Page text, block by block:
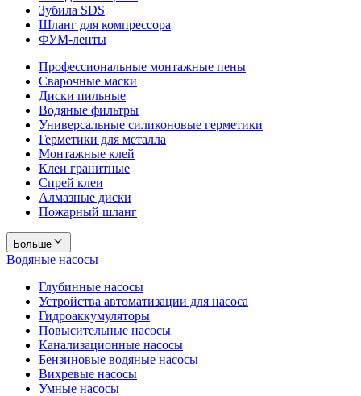
Зубила SDS
Шланг для компрессора
ФУМ-ленты
Профессиональные монтажные пены
Сварочные маски
Диски пильные
Водяные фильтры
Универсальные силиконовые герметики
Герметики для металла
Монтажные клей
Клеи гранитные
Спрей клеи
Алмазные диски
Пожарный шланг
Больше
Водяные насосы
Глубинные насосы
Устройства автоматизации для насоса
Гидроаккумуляторы
Повысительные насосы
Канализационные насосы
Бензиновые водяные насосы
Вихревые насосы
Умные насосы